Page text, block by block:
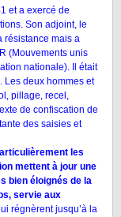
et a exercé de
Son adjoint, le
résistance mais a
(Mouvements unis
nationale). Il était
Les deux hommes et
pillage, recel,
de confiscation de
des saisies et
les
mettent à jour une
bien éloignés de la
servie aux
régnèrent jusqu’à la